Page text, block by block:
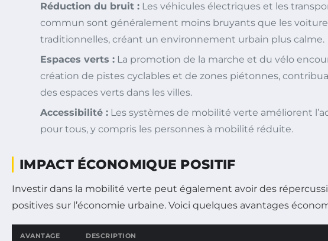
Réduction du bruit : Les véhicules électriques et les
commun sont généralement moins bruyants que les
traditionnelles, créant un environnement urbain plus calme.
Espaces verts : La promotion de la marche et du vélo
création de pistes cyclables et de zones piétonnes,
des espaces verts dans les villes.
Accessibilité : Les systèmes de mobilité verte améliorent
pour tous, y compris les personnes à mobilité réduite.
IMPACT ÉCONOMIQUE POSITIF
Investir dans la mobilité verte peut également avoir des
positives sur l’économie urbaine. Voici quelques avantages
AVANTAGE DESCRIPTION